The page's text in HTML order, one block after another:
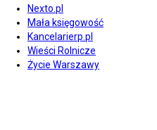
Nexto.pl
Mała księgowość
Kancelarierp.pl
Wieści Rolnicze
Życie Warszawy